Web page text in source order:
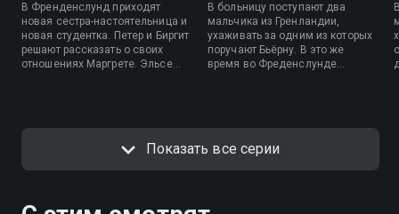
В Френденслунд приходят
новая сестра-настоятельница и
новая студентка. Петер и Биргит
решают рассказать о своих
отношениях Маргрете. Эльсе
В больницу поступают два
мальчика из Гренландии,
ухаживать за одним из которых
поручают Бьёрну. В это же
время во Фреденслунде
Показать все серии